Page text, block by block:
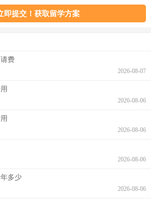
费
2026-08-07
2026-08-06
2026-08-06
2026-08-06
多少
2026-08-06